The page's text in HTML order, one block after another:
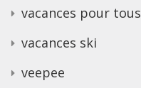
vacances pour tous
vacances ski
veepee